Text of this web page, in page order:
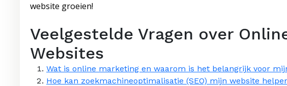
website groeien!
Veelgestelde Vragen over
Websites
Wat is online marketing en waarom is het belangrijk voor
Hoe kan zoekmachineoptimalisatie (SEO) mijn website